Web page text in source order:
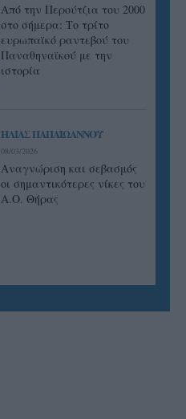
Από την Περούτζια του 2000
στο σήμερα: Tο τρίτο
ευρωπαϊκό ραντεβού του
Παναθηναϊκού με την
ιστορία
ΗΛΙΑΣ ΠΑΠΑΪΩΑΝΝΟΥ
08/03/2026
Αναγνώριση και σεβασμός
οι σημαντικότερες νίκες του
Α.Ο. Θήρας